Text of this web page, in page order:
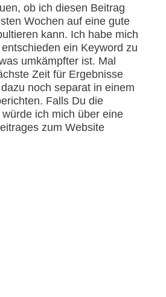
ob ich diesen Beitrag
Wochen auf eine gute
kann. Ich habe mich
ein Keyword zu
umkämpfter ist. Mal
Zeit für Ergebnisse
noch separat in einem
Falls Du die
ich mich über eine
zum Website